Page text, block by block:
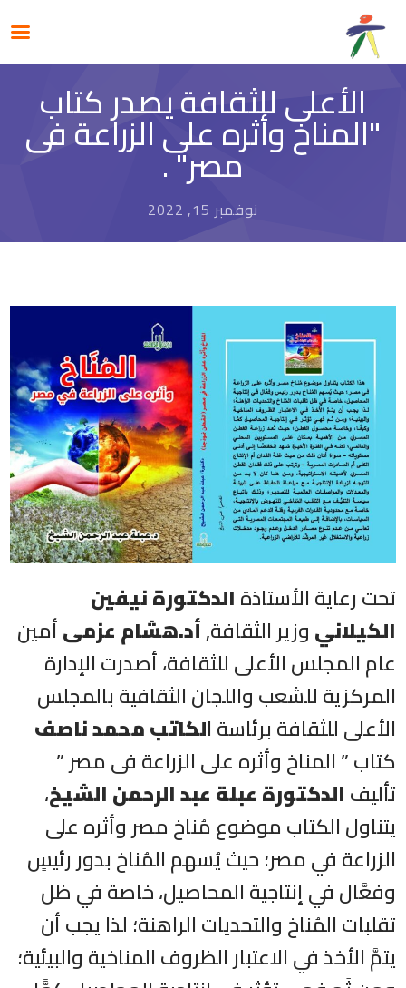
الأعلى للثقافة يصدر كتاب
"المناخ وأثره على الزراعة فى
مصر" .
نوفمبر 15, 2022
تحت رعاية الأستاذةالدكتورة نيفين
الكيلانيوزير الثقافة,أد.هشام عزمىأمين
عام المجلس الأعلى للثقافة، أصدرت الإدارة
المركزية للشعب واللجان الثقافية بالمجلس
الأعلى للثقافة برئاسة الكاتب محمد ناصف
كتاب ” المناخ وأثره على الزراعة فى مصر ”
تأليفالدكتورة عبلة عبد الرحمن الشيخ،
يتناول الكتاب موضوع مُناخ مصر وأثره على
الزراعة في مصر؛ حيث يُسهم المُناخ بدور رئيسٍ
وفعَّال في إنتاجية المحاصيل، خاصة في ظل
تقلبات المُناخ والتحديات الراهنة؛ لذا يجب أن
يتمَّ الأخذ في الاعتبار الظروف المناخية والبيئية؛